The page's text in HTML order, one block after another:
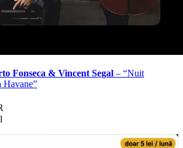
Fonseca & Vincent Segal – “Nuit
Havane”